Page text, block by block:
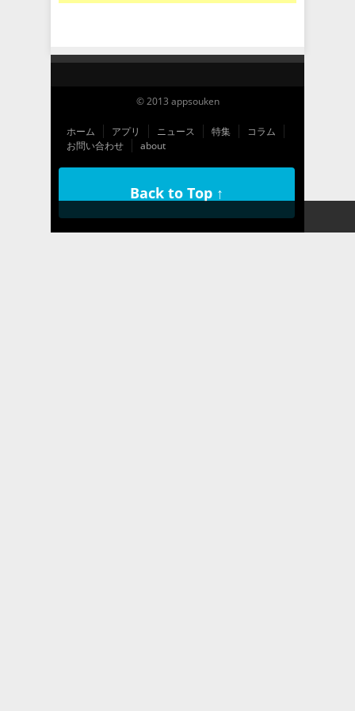
© 2013 appsouken
ホーム アプリ ニュース 特集
コラム
お問い合わせ
about
Back to Top ↑